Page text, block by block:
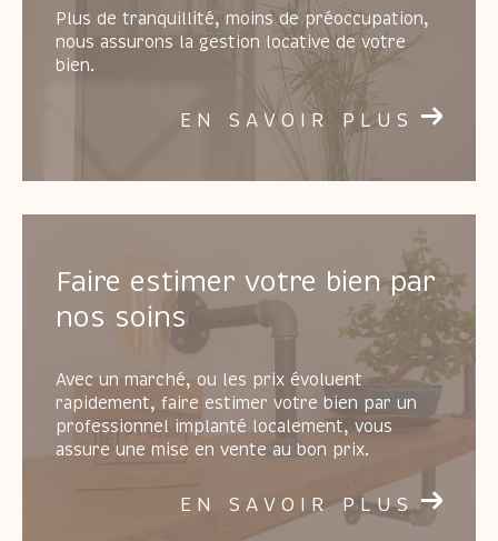
Plus de tranquillité, moins de préoccupation,
nous assurons la gestion locative de votre
bien.
EN SAVOIR PLUS
Faire estimer votre bien par
nos soins
Avec un marché, ou les prix évoluent
rapidement, faire estimer votre bien par un
professionnel implanté localement, vous
assure une mise en vente au bon prix.
EN SAVOIR PLUS